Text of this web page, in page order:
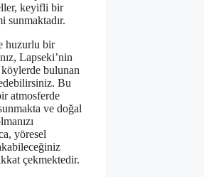
keyifli bir
sunmaktadır.
huzurlu bir
Lapseki’nin
bulunan
Bu
atmosferde
ve doğal
yöresel
çekmektedir.